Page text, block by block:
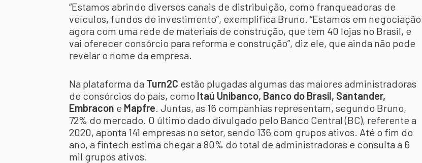
“Estamos abrindo diversos canais de distribuição, como franqueadoras de
veículos, fundos de investimento”, exemplifica Bruno. “Estamos em negociação
agora com uma rede de materiais de construção, que tem 40 lojas no Brasil, e
vai oferecer consórcio para reforma e construção”, diz ele, que ainda não pode
revelar o nome da empresa.
Na plataforma da Turn2C estão plugadas algumas das maiores administradoras
de consórcios do país, como Itaú Unibanco, Banco do Brasil, Santander,
Embracon e Mapfre. Juntas, as 16 companhias representam, segundo Bruno,
72% do mercado. O último dado divulgado pelo Banco Central (BC), referente a
2020, aponta 141 empresas no setor, sendo 136 com grupos ativos. Até o fim do
ano, a fintech estima chegar a 80% do total de administradoras e consulta a 6
mil grupos ativos.